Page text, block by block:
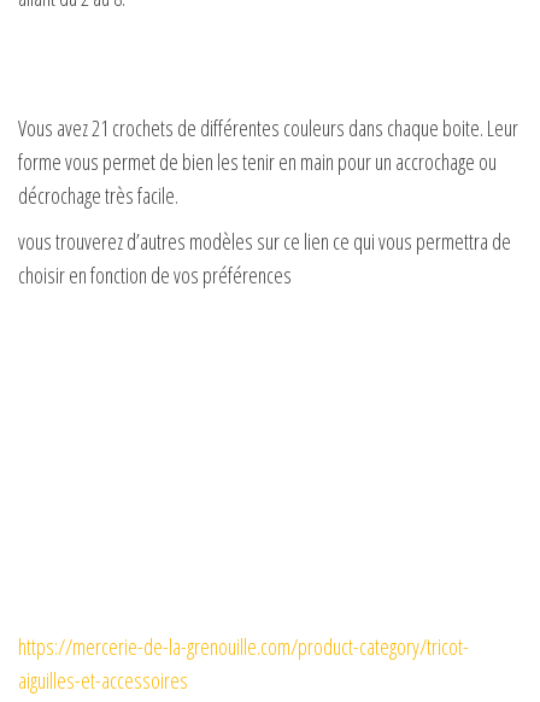
Vous avez 21 crochets de différentes couleurs dans chaque boite. Leur
forme vous permet de bien les tenir en main pour un accrochage ou
décrochage très facile.
vous trouverez d’autres modèles sur ce lien ce qui vous permettra de
choisir en fonction de vos préférences
https://mercerie-de-la-grenouille.com/product-category/tricot-
aiguilles-et-accessoires